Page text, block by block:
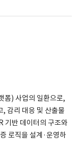
폼) 사업의 일환으로,
, 감리 대응 및 산출물
기반 데이터의 구조와
로직을 설계·운영하